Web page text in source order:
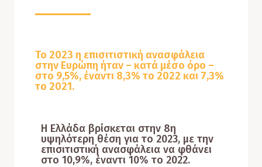
Το 2023 η επισιτιστική ανασφάλεια
στην Ευρώπη ήταν – κατά μέσο όρο –
στο 9,5%, έναντι 8,3% το 2022 και 7,3%
το 2021.
Η Ελλάδα βρίσκεται στην 8η
υψηλότερη θέση για το 2023, με την
επισιτιστική ανασφάλεια να φθάνει
στο 10,9%, έναντι 10% το 2022.